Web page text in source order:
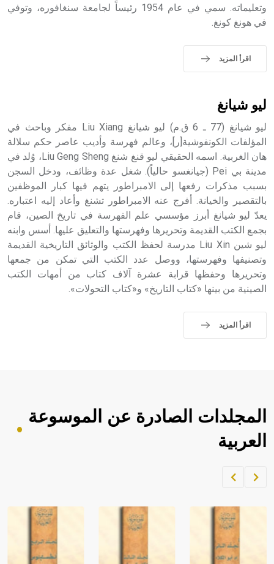
وتعليماته. سمي في عام 1954 رئيساً لجامعة سنغافوره، وتوفي
في هونغ كونغ.
اقرأ المزيد
ليو شيانغ
ليو شيانغ (77 ـ 6 ق.م) ليو شيانغ Liu Xiang مفكر وباحث في
المؤلفات الكونفوشية[ر]، وعالم فهرسة وأديب عاصر حكم سلالة
هان الغربية. اسمه الحقيقي ليو قنغ شنغ Liu Geng Sheng، وُلد في
مدينة بي Pei (جيانغسو حالياً). شغل عدة وظائف، ودخل السجن
بسبب مذكرات رفعها إلى الامبراطور يتهم فيها كبار الموظفين
بالتقصير والخيانة. أفرج عنه الامبراطور تشنغ وأعاد إليه اعتباره.
يعدّ ليو شيانغ أبرز مؤسسي علم الفهرسة في تاريخ الصين، قام
بجمع الكتب القديمة وتحريرها وفهرستها والتعليق عليها. أسس وابنه
ليو شين Liu Xin مدرسة لحفظ الكتب والوثائق التاريخية القديمة
وتصنيفها وفهرستها، ووصل عدد الكتب التي تمكن من جمعها
وتحريرها وحفظها قرابة عشرة آلاف كتاب من أمهات الكتب
الصينية من بينها «كتاب التاريخ» و«كتاب التحولات».
اقرأ المزيد
المجلدات الصادرة عن الموسوعة
العربية